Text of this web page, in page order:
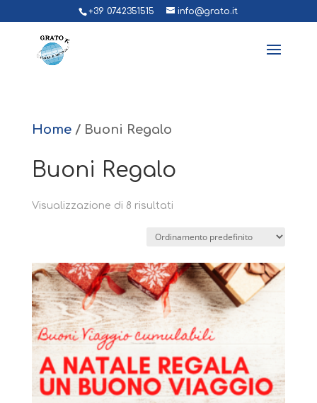
+39 0742351515 info@grato.it
Home/ Buoni Regalo
Buoni Regalo
Visualizzazione di 8 risultati